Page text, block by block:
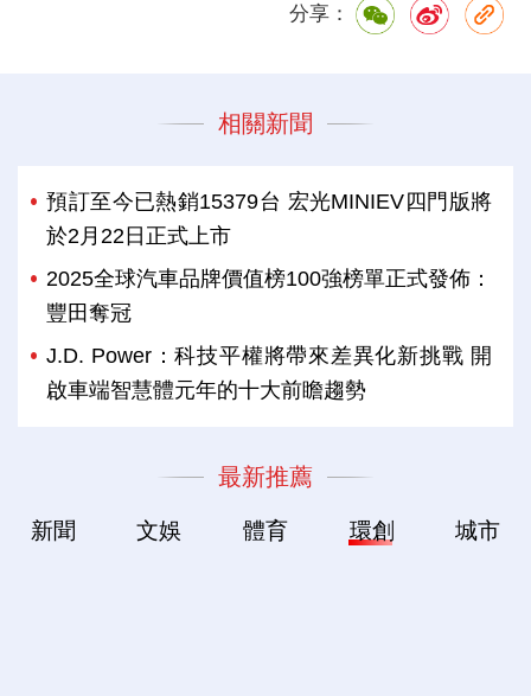
分享：
相關新聞
預訂至今已熱銷15379台 宏光MINIEV四門版將
於2月22日正式上市
2025全球汽車品牌價值榜100強榜單正式發佈：
豐田奪冠
J.D. Power：科技平權將帶來差異化新挑戰 開
啟車端智慧體元年的十大前瞻趨勢
最新推薦
新聞 文娛 體育 環創 城市